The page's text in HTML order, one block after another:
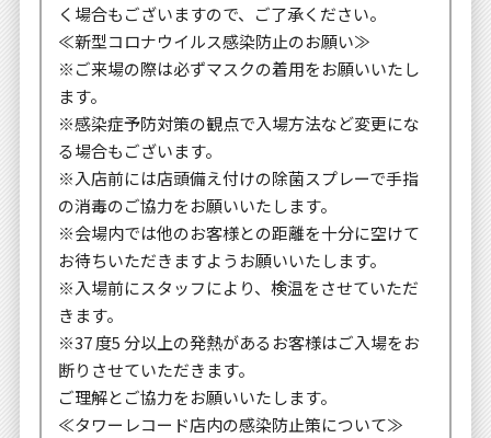
く場合もございますので、ご了承ください。
≪新型コロナウイルス感染防止のお願い≫
※ご来場の際は必ずマスクの着用をお願いいたし
ます。
※感染症予防対策の観点で入場方法など変更にな
る場合もございます。
※入店前には店頭備え付けの除菌スプレーで手指
の消毒のご協力をお願いいたします。
※会場内では他のお客様との距離を十分に空けて
お待ちいただきますようお願いいたします。
※入場前にスタッフにより、検温をさせていただ
きます。
※37 度5 分以上の発熱があるお客様はご入場をお
断りさせていただきます。
ご理解とご協力をお願いいたします。
≪タワーレコード店内の感染防止策について≫